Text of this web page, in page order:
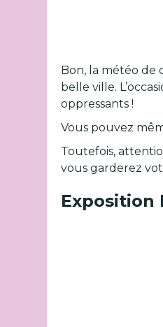
Bon, la météo de
belle ville.
oppressants !
Vous pouvez
Toutefois,
vous garderez
Exposition